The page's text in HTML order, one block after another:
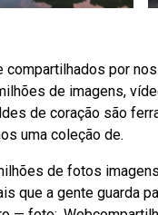
por
de imagens,
de coração são
uma coleção de.
de fotos
que a gente guarda